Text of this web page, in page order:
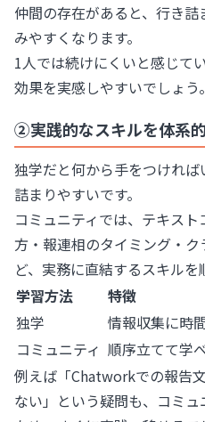
仲間の存在があると、行き
みやすくなります。
1人では続けにくいと感じて
効果を実感しやすいでしょう。
②実践的なスキルを体系
独学だと何から手をつけれ
詰まりやすいです。
コミュニティでは、テキス
方・報連相のタイミング・
ど、実務に直結するスキルを
学習方法
特徴
独学
情報収集に時
コミュニティ 順序立てて学
例えば「Chatworkでの報告
ない」という疑問も、コミ